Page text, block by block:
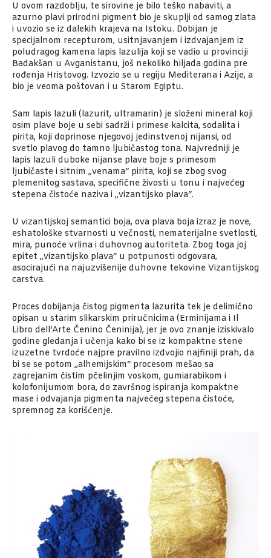
U ovom razdoblju, te sirovine je bilo teško nabaviti, a
azurno plavi prirodni pigment bio je skuplji od samog zlata
i uvozio se iz dalekih krajeva na Istoku. Dobijan je
specijalnom recepturom, usitnjavanjem i izdvajanjem iz
poludragog kamena lapis lazulija koji se vadio u provinciji
Badakšan u Avganistanu, još nekoliko hiljada godina pre
rođenja Hristovog. Izvozio se u regiju Mediterana i Azije, a
bio je veoma poštovan i u Starom Egiptu.
Sam lapis lazuli (lazurit, ultramarin) je složeni mineral koji
osim plave boje u sebi sadrži i primese kalcita, sodalita i
pirita, koji doprinose njegovoj jedinstvenoj nijansi, od
svetlo plavog do tamno ljubičastog tona. Najvredniji je
lapis lazuli duboke nijanse plave boje s primesom
ljubičaste i sitnim „venama“ pirita, koji se zbog svog
plemenitog sastava, specifične živosti u tonu i najvećeg
stepena čistoće naziva i „vizantijsko plava“.
U vizantijskoj semantici boja, ova plava boja izraz je nove,
eshatološke stvarnosti u večnosti, nematerijalne svetlosti,
mira, punoće vrlina i duhovnog autoriteta. Zbog toga joj
epitet „vizantijsko plava“ u potpunosti odgovara,
asocirajući na najuzvišenije duhovne tekovine Vizantijskog
carstva.
Proces dobijanja čistog pigmenta lazurita tek je delimično
opisan u starim slikarskim priručnicima (Erminijama i Il
Libro dell’Arte Čenino Čeninija), jer je ovo znanje iziskivalo
godine gledanja i učenja kako bi se iz kompaktne stene
izuzetne tvrdoće najpre pravilno izdvojio najfiniji prah, da
bi se se potom „alhemijskim“ procesom mešao sa
zagrejanim čistim pčelinjim voskom, gumiarabikom i
kolofonijumom bora, do završnog ispiranja kompaktne
mase i odvajanja pigmenta najvećeg stepena čistoće,
spremnog za korišćenje.